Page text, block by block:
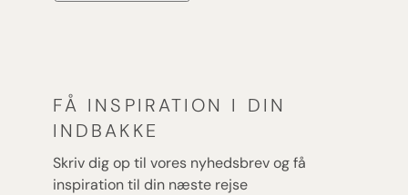
FÅ INSPIRATION I DIN
INDBAKKE
Skriv dig op til vores nyhedsbrev og få
inspiration til din næste rejse